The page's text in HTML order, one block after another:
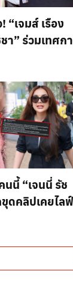
“เจมส์ เรือง
า” ร่วมเทศก
าสดชื่น”
นนี้ “เจนนี่ รัช
ดคลิปเคยไลฟ์
”